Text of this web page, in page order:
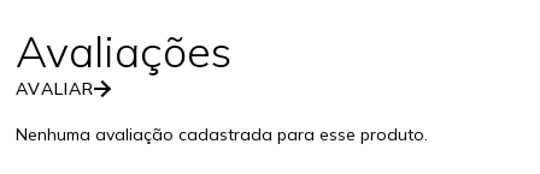
AVALIAR
Nenhuma avaliação cadastrada para esse produto.